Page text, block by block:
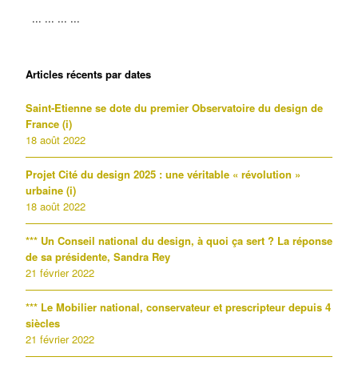
Articles récents par dates
Saint-Etienne se dote du premier Observatoire du design de
France (i)
18 août 2022
Projet Cité du design 2025 : une véritable « révolution »
urbaine (i)
18 août 2022
*** Un Conseil national du design, à quoi ça sert ? La réponse
de sa présidente, Sandra Rey
21 février 2022
*** Le Mobilier national, conservateur et prescripteur depuis 4
siècles
21 février 2022